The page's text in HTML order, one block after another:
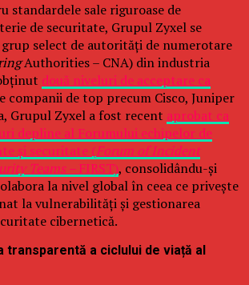
standardele sale riguroase de
de securitate, Grupul Zyxel se
select de autorități de numerotare
Authorities – CNA) din industria
două niveluri de acceptare ca
companii de top precum Cisco, Juniper
Grupul Zyxel a fost recent aprobat ca
depline al Forumului echipelor de
și securitate (Forum of Incident
Teams –FIRST), consolidându-și
la nivel global în ceea ce privește
la vulnerabilități și gestionarea
cibernetică.
transparentă a ciclului de viață al